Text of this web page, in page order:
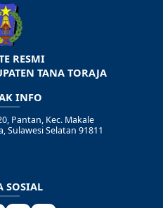
RESMI
TANA TORAJA
INFO
Pantan, Kec. Makale
Sulawesi Selatan 91811
SOSIAL